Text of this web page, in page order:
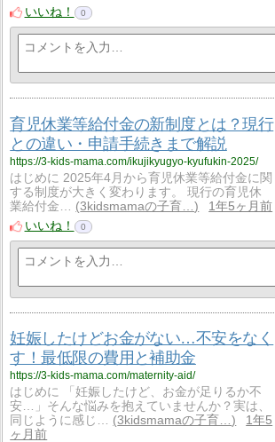
いいね！
0
育児休業等給付金の新制度とは？現行
との違い・申請手続きまで解説
https://3-kids-mama.com/ikujikyugyo-kyufukin-2025/
はじめに 2025年4月から育児休業等給付金に関
する制度が大きく変わります。 現行の育児休
業給付金…
3kidsmamaの子育…
1年5ヶ月前
いいね！
0
妊娠したけどお金がない…不安をなく
す！最低限の費用と補助金
https://3-kids-mama.com/maternity-aid/
はじめに 「妊娠したけど、お金が足りるか不
安…」そんな悩みを抱えていませんか？実は、
同じように感じ…
3kidsmamaの子育…
1年5
ヶ月前